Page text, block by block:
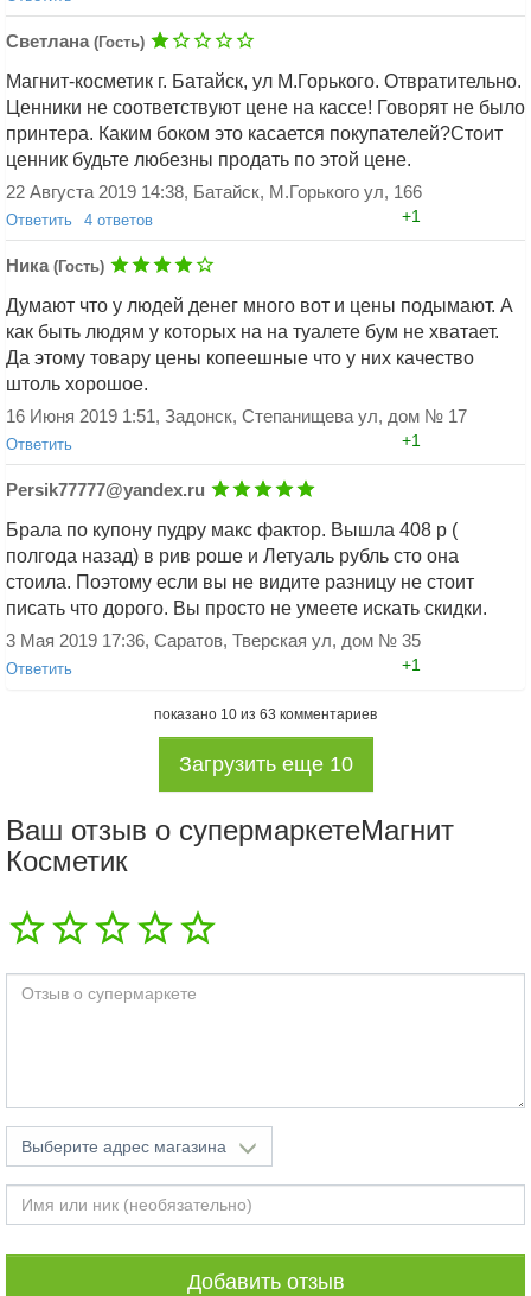
Добавить ответ
Светлана (Гость)
Магнит-косметик г. Батайск, ул М.Горького. Отвратительно.
Ценники не соответствуют цене на кассе! Говорят не было
принтера. Каким боком это касается покупателей?Стоит
ценник будьте любезны продать по этой цене.
22 Августа 2019 14:38, Батайск, М.Горького ул, 166
Ответить 4 ответов +1
Аноним 3458346069
20 Декабря 2025 21:52, Курган
Ответить
+0
Аноним 3458346069 (Гость)
привычке, потому что раньше здесь цены
были ниже, чем в др.магазинах. А сегодня
поняла, что вы правы во всём: у зозяев
выросли аппетиты, сотрудников мало,
товары почти на полу -хоть на корточки
падай, чтоб найти. Шампуни, духи,
дезодоранты, крема хорошие - очень
дороги!
20 Декабря 2025 21:59, Курган
Этот магазин находится в Кургане,
по Бурова-Петрова, д.60, там даже
высокая лестница на второй этаж не
очищена от снега, а продавцы хорошие,
меняются постоянно...
Аноним 3458346069
Аноним 3458346069 (Гость),
20 Декабря 2025 22:00, Курган
Ответить
Добавить ответ
Ника (Гость)
Думают что у людей денег много вот и цены подымают. А
как быть людям у которых на на туалете бум не хватает.
Да этому товару цены копеешные что у них качество
штоль хорошое.
16 Июня 2019 1:51, Задонск, Степанищева ул, дом № 17
Ответить +1
Добавить ответ
Persik77777@yandex.ru
Брала по купону пудру макс фактор. Вышла 408 р (
полгода назад) в рив роше и Летуаль рубль сто она
стоила. Поэтому если вы не видите разницу не стоит
писать что дорого. Вы просто не умеете искать скидки.
3 Мая 2019 17:36, Саратов, Тверская ул, дом № 35
Ответить +1
Добавить ответ
показано 10 из 63 комментариев
Загрузить еще 10
Ваш отзыв о супермаркетеМагнит
Косметик
Выберите адрес магазина
Добавить отзыв